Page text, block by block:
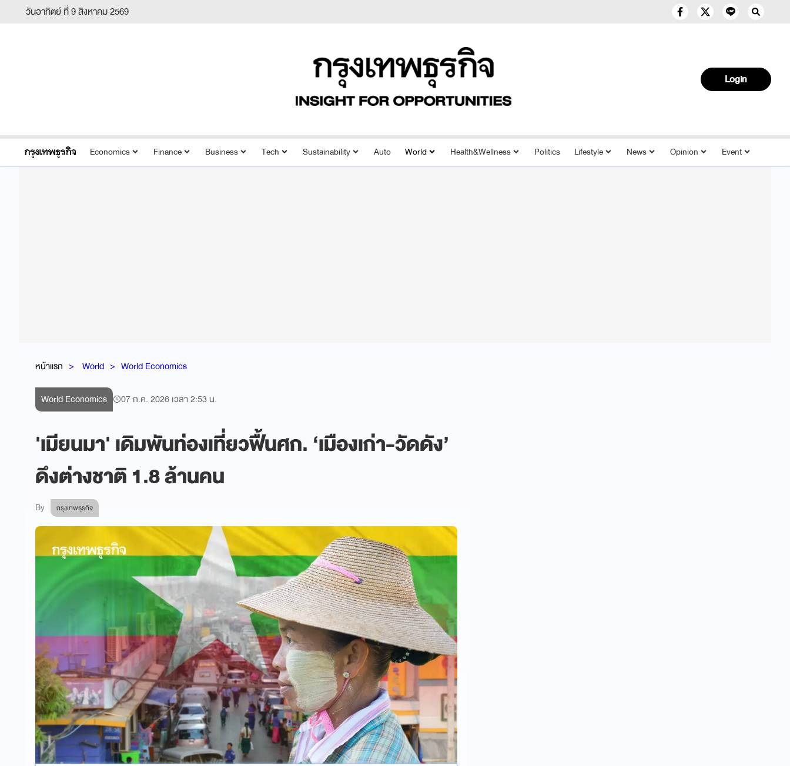
วันอาทิตย์ ที่ 9 สิงหาคม 2569
Login
Economics Finance Business Tech Sustainability Auto World Health&Wellness Politics Lifestyle News Opinion Event
หน้าแรก World World Economics
World Economics 07 ก.ค. 2026 เวลา 2:53 น.
'เมียนมา' เดิมพันท่องเที่ยวฟื้นศก. ‘เมืองเก่า-วัดดัง’
ดึงต่างชาติ 1.8 ล้านคน
By กรุงเทพธุรกิจ